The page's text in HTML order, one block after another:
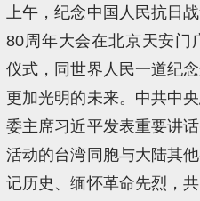
上午，纪念中国人民抗日
80周年大会在北京天安门
仪式，同世界人民一道纪
更加光明的未来。中共中
委主席习近平发表重要讲
活动的台湾同胞与大陆其
记历史、缅怀革命先烈，